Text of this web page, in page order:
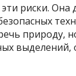
риски. Она
природу,
выделений,